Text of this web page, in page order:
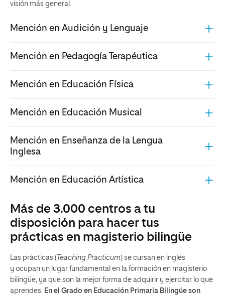
visión más general.
Mención en Audición y Lenguaje
Mención en Pedagogía Terapéutica
Mención en Educación Física
Mención en Educación Musical
Mención en Enseñanza de la Lengua
Inglesa
Mención en Educación Artística
Más de 3.000 centros a tu
disposición para hacer tus
prácticas en magisterio bilingüe
Las prácticas ( Teaching Practicum) se cursan en inglés
y ocupan un lugar fundamental en la formación en magisterio
bilingüe, ya que son la mejor forma de adquirir y ejercitar lo que
aprendes. En el Grado en Educación Primaria Bilingüe son